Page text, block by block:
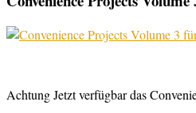
Achtung Jetzt verfügbar das